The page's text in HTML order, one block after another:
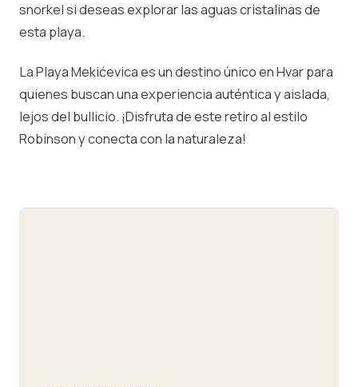
snorkel si deseas explorar las aguas cristalinas de
esta playa.
La Playa Mekićevica es un destino único en Hvar para
quienes buscan una experiencia auténtica y aislada,
lejos del bullicio. ¡Disfruta de este retiro al estilo
Robinson y conecta con la naturaleza!